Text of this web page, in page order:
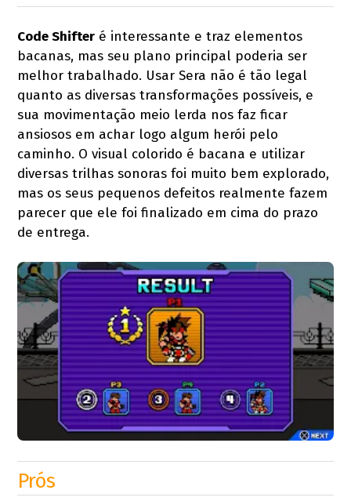
Code Shifter é interessante e traz elementos
bacanas, mas seu plano principal poderia ser
melhor trabalhado. Usar Sera não é tão legal
quanto as diversas transformações possíveis, e
sua movimentação meio lerda nos faz ficar
ansiosos em achar logo algum herói pelo
caminho. O visual colorido é bacana e utilizar
diversas trilhas sonoras foi muito bem explorado,
mas os seus pequenos defeitos realmente fazem
parecer que ele foi finalizado em cima do prazo
de entrega.
Prós